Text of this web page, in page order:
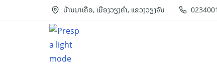
ບ້ານນາເຄືອ, ເມືອງວຽງຄຳ, ແຂວງວຽງຈັນ